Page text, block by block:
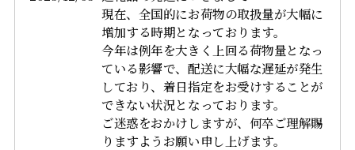
現在、全国的にお荷物の取扱量が大幅に
増加する時期となっております。
今年は例年を大きく上回る荷物量となっ
ている影響で、配送に大幅な遅延が発生
しており、着日指定をお受けすることが
できない状況となっております。
ご迷惑をおかけしますが、何卒ご理解賜
りますようお願い申し上げます。